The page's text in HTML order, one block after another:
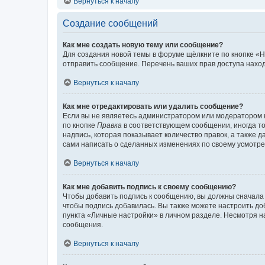
Создание сообщений
Как мне создать новую тему или сообщение?
Для создания новой темы в форуме щёлкните по кнопке
отправить сообщение. Перечень ваших прав доступа
Вернуться к началу
Как мне отредактировать или удалить сообщение?
Если вы не являетесь администратором или
по кнопке Правка в соответствующем сообщении, иногда
надпись, которая показывает количество правок, а
сами написать о сделанных изменениях по своему
Вернуться к началу
Как мне добавить подпись к своему сообщению?
Чтобы добавить подпись к сообщению, вы должны
чтобы подпись добавилась. Вы также можете настроить
пункта «Личные настройки» в личном разделе. Несмотря
сообщения.
Вернуться к началу